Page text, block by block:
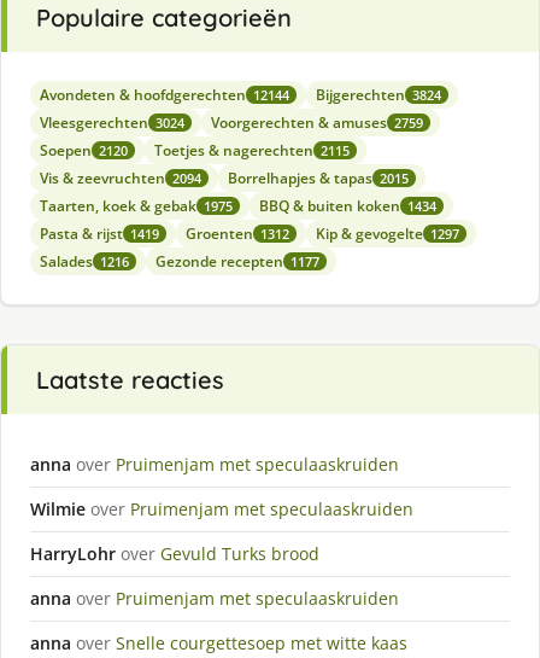
Populaire categorieën
Avondeten & hoofdgerechten 12144 Bijgerechten 3824
Vleesgerechten 3024 Voorgerechten & amuses 2759
Soepen 2120 Toetjes & nagerechten 2115
Vis & zeevruchten 2094 Borrelhapjes & tapas 2015
Taarten, koek & gebak 1975 BBQ & buiten koken 1434
Pasta & rijst 1419 Groenten 1312 Kip & gevogelte 1297
Salades 1216 Gezonde recepten 1177
Laatste reacties
anna over Pruimenjam met speculaaskruiden
Wilmie over Pruimenjam met speculaaskruiden
HarryLohr over Gevuld Turks brood
anna over Pruimenjam met speculaaskruiden
anna over Snelle courgettesoep met witte kaas